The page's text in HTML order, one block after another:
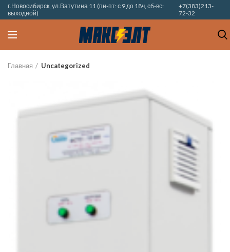
г.Новосибирск, ул.Ватутина 11 (пн-пт: с 9 до 18ч, сб-вс:
выходной)
+7(383)213-
72-32
Главная Uncategorized